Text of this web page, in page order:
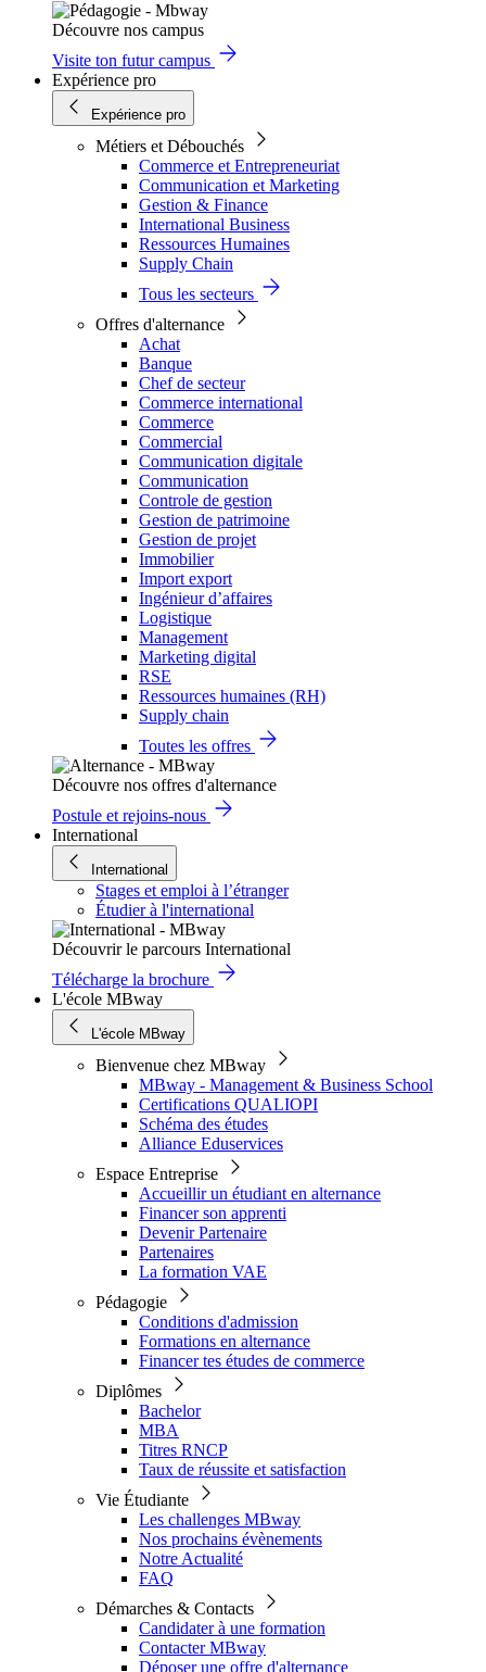
Découvre nos campus
Visite ton futur campus
Expérience pro
Expérience pro
Métiers et Débouchés
Commerce et Entrepreneuriat
Communication et Marketing
Gestion & Finance
International Business
Ressources Humaines
Supply Chain
Tous les secteurs
Offres d'alternance
Achat
Banque
Chef de secteur
Commerce international
Commerce
Commercial
Communication digitale
Communication
Controle de gestion
Gestion de patrimoine
Gestion de projet
Immobilier
Import export
Ingénieur d’affaires
Logistique
Management
Marketing digital
RSE
Ressources humaines (RH)
Supply chain
Toutes les offres
Découvre nos offres d'alternance
Postule et rejoins-nous
International
International
Stages et emploi à l’étranger
Étudier à l'international
Découvrir le parcours International
Télécharge la brochure
L'école MBway
L'école MBway
Bienvenue chez MBway
MBway - Management & Business School
Certifications QUALIOPI
Schéma des études
Alliance Eduservices
Espace Entreprise
Accueillir un étudiant en alternance
Financer son apprenti
Devenir Partenaire
Partenaires
La formation VAE
Pédagogie
Conditions d'admission
Formations en alternance
Financer tes études de commerce
Diplômes
Bachelor
MBA
Titres RNCP
Taux de réussite et satisfaction
Vie Étudiante
Les challenges MBway
Nos prochains évènements
Notre Actualité
FAQ
Démarches & Contacts
Candidater à une formation
Contacter MBway
Déposer une offre d'alternance